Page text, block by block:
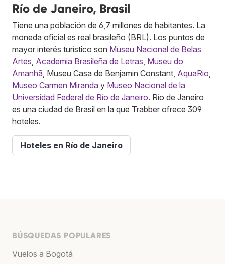
Río de Janeiro, Brasil
Tiene una población de 6,7 millones de habitantes. La
moneda oficial es real brasileño (BRL). Los puntos de
mayor interés turístico son Museu Nacional de Belas
Artes Academia Brasileña de Letras Museu do
Amanhã , Museu Casa de Benjamin Constant, AquaRio
Museo Carmen Miranda y Museo Nacional de la
Universidad Federal de Río de Janeiro. Río de Janeiro
es una ciudad de Brasil en la que Trabber ofrece 309
hoteles.
Hoteles en Río de Janeiro
BÚSQUEDAS POPULARES
Vuelos a Bogotá